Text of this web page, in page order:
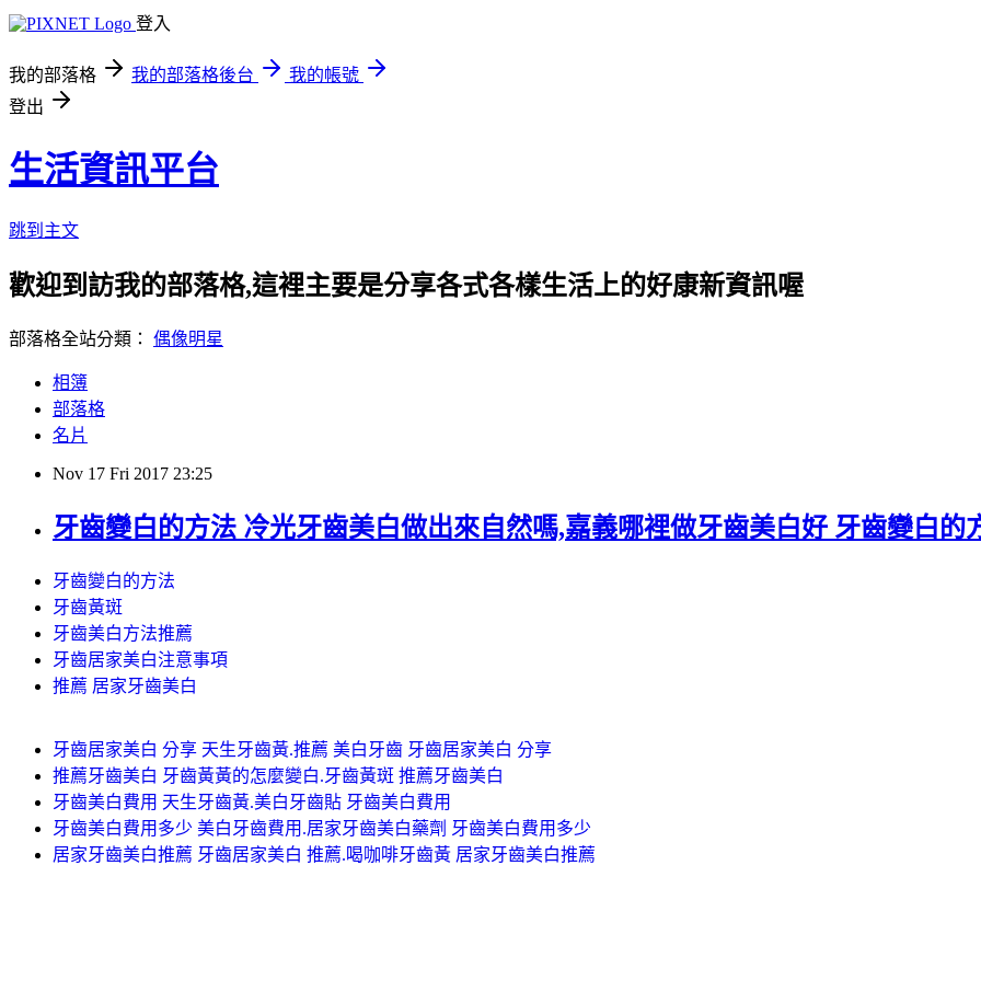
登入
我的部落格 我的部落格後台
我的帳號
登出
生活資訊平台
跳到主文
歡迎到訪我的部落格,這裡主要是分享各式各樣生活上的好康新資訊喔
部落格全站分類： 偶像明星
相簿
部落格
名片
Nov 17 Fri 2017 23:25
牙齒變白的方法 冷光牙齒美白做出來自然嗎,嘉義哪裡做牙齒美白好 牙齒變白的
牙齒變白的方法
牙齒黃斑
牙齒美白方法推薦
牙齒居家美白注意事項
推薦 居家牙齒美白
牙齒居家美白 分享 天生牙齒黃.推薦 美白牙齒 牙齒居家美白 分享
推薦牙齒美白 牙齒黃黃的怎麼變白.牙齒黃斑 推薦牙齒美白
牙齒美白費用 天生牙齒黃.美白牙齒貼 牙齒美白費用
牙齒美白費用多少 美白牙齒費用.居家牙齒美白藥劑 牙齒美白費用多少
居家牙齒美白推薦 牙齒居家美白 推薦.喝咖啡牙齒黃 居家牙齒美白推薦